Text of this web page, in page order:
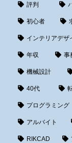
評判
初心者
インテリアデザ
年収 事
機械設計
40代
プログラミング
アルバイト
RIKCAD